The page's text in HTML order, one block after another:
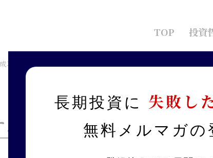
TOP 投資
功するにはどうしたらいいか
にはどうしたらいいか
長期投資に 失敗し
無料メルマガの